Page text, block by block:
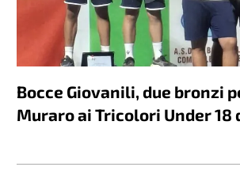
Bocce Giovanili, due bronzi
Muraro ai Tricolori Under 18